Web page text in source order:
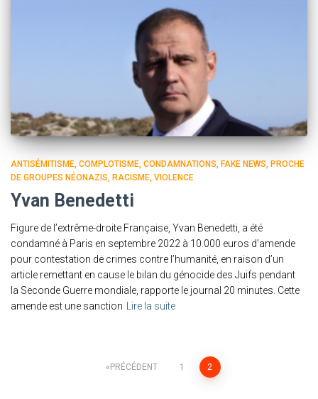
ANTISÉMITISME COMPLOTISME CONDAMNATIONS FAKE NEWS PROCHE
DE GROUPES NÉONAZIS RACISME VIOLENCE
Yvan Benedetti
Figure de l’extrême-droite Française, Yvan Benedetti, a été
condamné à Paris en septembre 2022 à 10.000 euros d’amende
pour contestation de crimes contre l’humanité, en raison d’un
article remettant en cause le bilan du génocide des Juifs pendant
la Seconde Guerre mondiale, rapporte le journal 20 minutes. Cette
amende est une sanction
Lire la suite
Pagination PRÉCÉDENT 1 2